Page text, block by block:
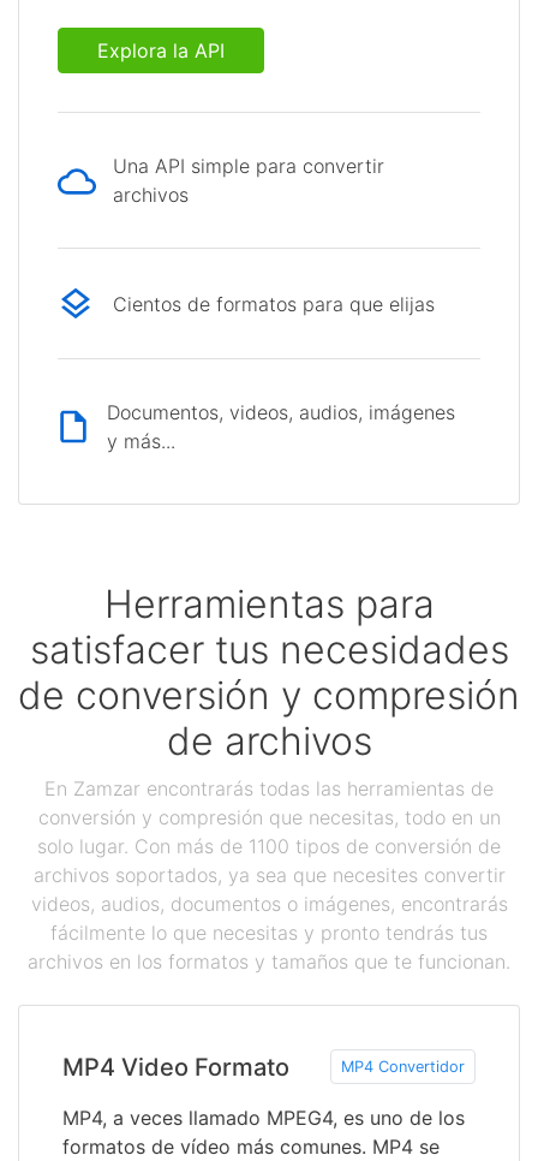
Explora la API
Una API simple para convertir
archivos
Cientos de formatos para que elijas
Documentos, videos, audios, imágenes
y más...
Herramientas para
satisfacer tus necesidades
de conversión y compresión
de archivos
En Zamzar encontrarás todas las herramientas de
conversión y compresión que necesitas, todo en un
solo lugar. Con más de 1100 tipos de conversión de
archivos soportados, ya sea que necesites convertir
videos, audios, documentos o imágenes, encontrarás
fácilmente lo que necesitas y pronto tendrás tus
archivos en los formatos y tamaños que te funcionan.
MP4 Video Formato MP4 Convertidor
MP4, a veces llamado MPEG4, es uno de los
formatos de vídeo más comunes. MP4 se